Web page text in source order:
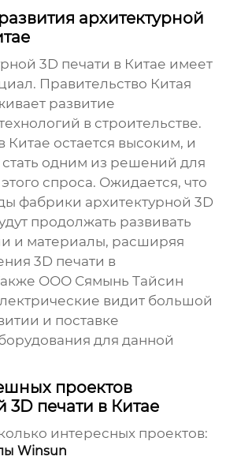
архитектурной
3D печати в Китае имеет
Правительство Китая
развитие
в строительстве.
Китае остается высоким, и
одним из решений для
спроса. Ожидается, что
фабрики архитектурной 3D
продолжать развивать
и материалы, расширяя
3D печати в
ООО Сямынь Тайсин
видит большой
и поставке
для данной
проектов
3D печати в Китае
интересных проектов:
Winsun